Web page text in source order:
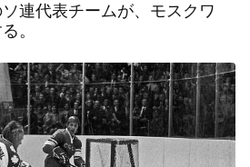
連代表チームが、モスクワ
。